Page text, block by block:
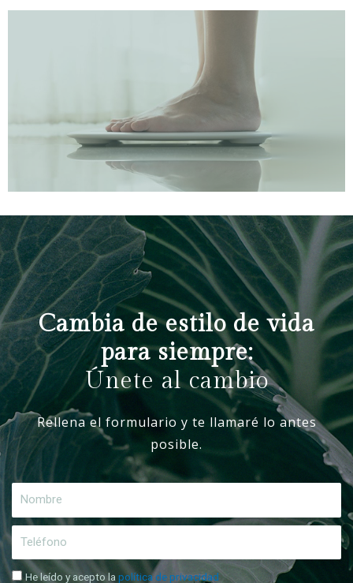
Cambia de estilo de vida
para siempre:
Únete al cambio
Rellena el formulario y te llamaré lo antes
posible.
He leído y acepto la política de privacidad